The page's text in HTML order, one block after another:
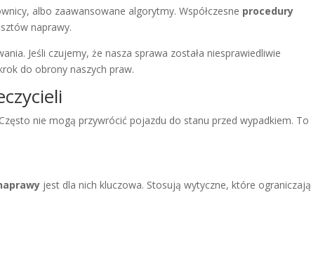
albo zaawansowane algorytmy. Współczesne procedury
naprawy.
Jeśli czujemy, że nasza sprawa została niesprawiedliwie
do obrony naszych praw.
nie mogą przywrócić pojazdu do stanu przed wypadkiem. To
jest dla nich kluczowa. Stosują wytyczne, które ograniczają